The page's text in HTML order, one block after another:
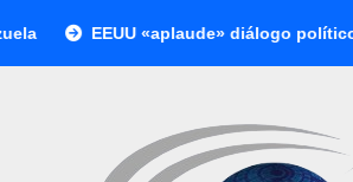
«aplaude» diálogo político iniciado en